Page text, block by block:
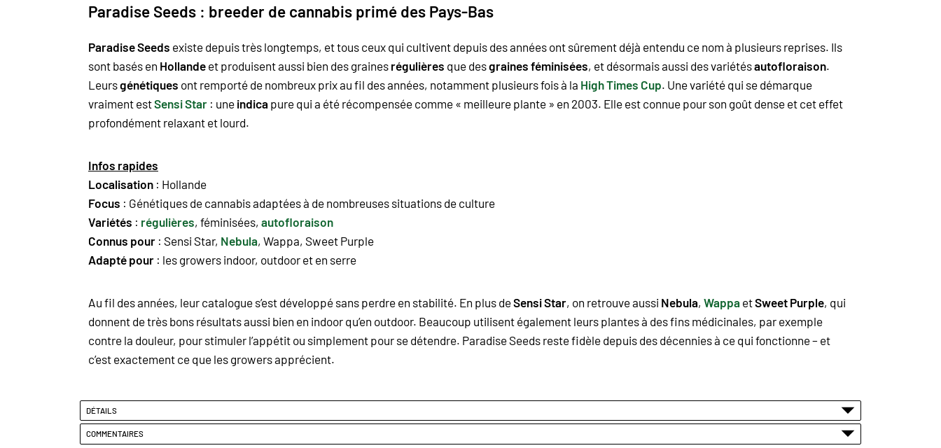
Paradise Seeds : breeder de cannabis primé des Pays-Bas
Paradise Seeds existe depuis très longtemps, et tous ceux qui cultivent depuis des années ont sûrement déjà entendu ce nom à plusieurs reprises. Ils
sont basés en Hollande et produisent aussi bien des graines régulières que desgraines féminisées, et désormais aussi des variétésautofloraison.
Leursgénétiques ont remporté de nombreux prix au fil des années, notamment plusieurs fois à la High Times Cup. Une variété qui se démarque
vraiment estSensi Star : une indica pure qui a été récompensée comme « meilleure plante » en 2003. Elle est connue pour son goût dense et cet effet
profondément relaxant et lourd.
Infos rapides
Localisation : Hollande
Focus : Génétiques de cannabisadaptées à de nombreuses situations de culture
Variétés : régulières, féminisées, autofloraison
Connus pour : Sensi Star, Nebula, Wappa, Sweet Purple
Adapté pour : les growers indoor, outdoor et en serre
Au fil des années, leur catalogue s’est développé sans perdre en stabilité. En plus deSensi Star, on retrouve aussi Nebula, Wappa etSweet Purple, qui
donnent de très bons résultats aussi bien en indoor qu’en outdoor. Beaucoup utilisent également leurs plantes à des fins médicinales, par exemple
contre la douleur, pour stimuler l’appétit ou simplement pour se détendre. Paradise Seeds reste fidèle depuis des décennies à ce qui fonctionne – et
c’est exactement ce que les growersapprécient.
DÉTAILS
COMMENTAIRES